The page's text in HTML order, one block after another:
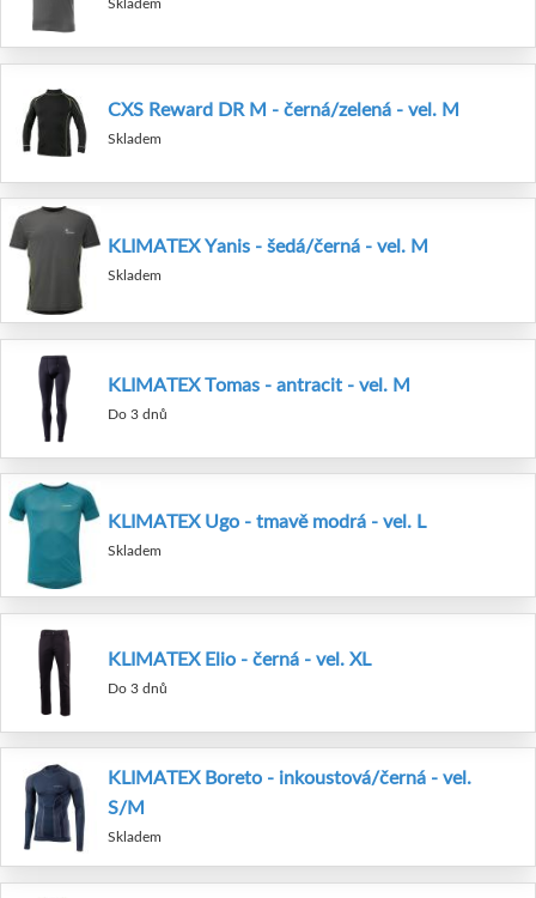
Skladem
CXS Reward DR M - černá/zelená - vel. M
Skladem
KLIMATEX Yanis - šedá/černá - vel. M
Skladem
KLIMATEX Tomas - antracit - vel. M
Do 3 dnů
KLIMATEX Ugo - tmavě modrá - vel. L
Skladem
KLIMATEX Elio - černá - vel. XL
Do 3 dnů
KLIMATEX Boreto - inkoustová/černá - vel.
S/M
Skladem